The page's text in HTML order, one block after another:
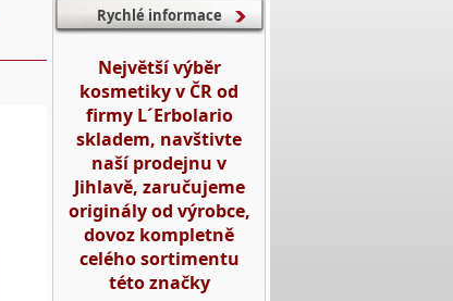
Rychlé informace
Největší výběr
kosmetiky v ČR od
firmy L´Erbolario
skladem, navštivte
naší prodejnu v
Jihlavě, zaručujeme
originály od výrobce,
dovoz kompletně
celého sortimentu
této značky